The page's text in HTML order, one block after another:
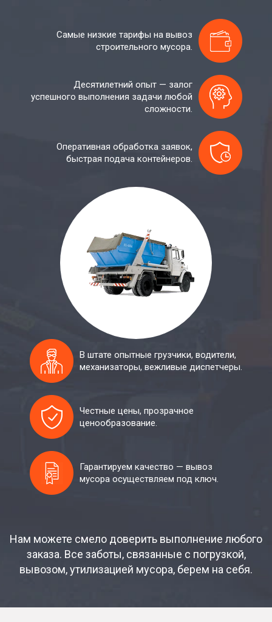
Самые низкие тарифы на вывоз
строительного мусора.
Десятилетний опыт — залог
успешного выполнения задачи любой
сложности.
Оперативная обработка заявок,
быстрая подача контейнеров.
В штате опытные грузчики, водители,
механизаторы, вежливые диспетчеры.
Честные цены, прозрачное
ценообразование.
Гарантируем качество — вывоз
мусора осуществляем под ключ.
Нам можете смело доверить выполнение любого
заказа. Все заботы, связанные с погрузкой,
вывозом, утилизацией мусора, берем на себя.